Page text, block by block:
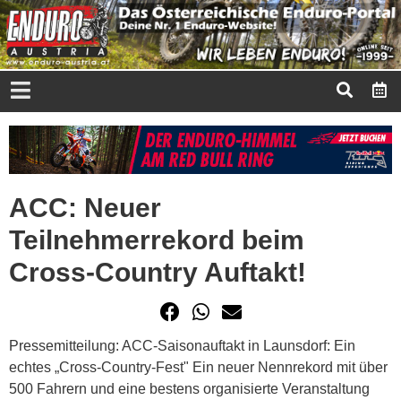
ACC: Neuer
Teilnehmerrekord beim
Cross-Country Auftakt!
Pressemitteilung: ACC-Saisonauftakt in Launsdorf: Ein
echtes „Cross-Country-Fest" Ein neuer Nennrekord mit über
500 Fahrern und eine bestens organisierte Veranstaltung